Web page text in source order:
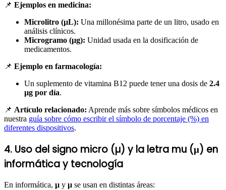
📌 Ejemplos en medicina:
Microlitro (µL): Una millonésima parte de un litro, usado en
análisis clínicos.
Microgramo (µg): Unidad usada en la dosificación de
medicamentos.
📌 Ejemplo en farmacología:
Un suplemento de vitamina B12 puede tener una dosis de 2.4
µg por día.
📌 Artículo relacionado: Aprende más sobre símbolos médicos en
nuestra guía sobre cómo escribir el símbolo de porcentaje (%) en
diferentes dispositivos.
4. Uso del signo micro (µ) y la letra mu (μ) en
informática y tecnología
En informática, µ y μ se usan en distintas áreas: